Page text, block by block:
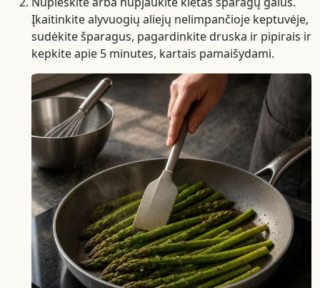
Įkaitinkite alyvuogių aliejų nelimpančioje keptuvėje,
sudėkite šparagus, pagardinkite druska ir pipirais ir
kepkite apie 5 minutes, kartais pamaišydami.